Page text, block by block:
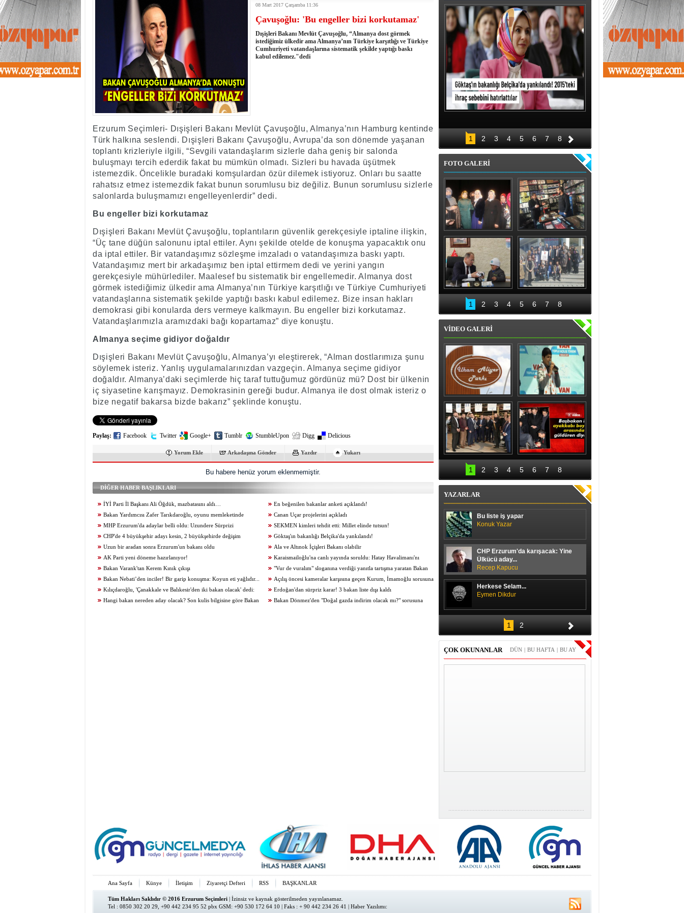
- Sekmen oyunu kullandı
- Erzurum 2019 Yerel Seçim Seçim Sonuçları
11:33 - Canan Uçar projelerini açıkladı
11:27
- Uçar: Çılgın projem şehri Mehmet Sekmen'den kurtarmak!
11:02
- AK Parti'de sıra belediye meclis üyesi adaylarında
10:54- CHP'nin İstanbul'da 11 ilçe adayı daha belli oldu
10:20
- CHP'nin Ümraniye adayı Aykut Erdoğdu oldu
10:13- Gürsel Tekin CHP'den istifa etti
13:42- DEM Parti'de ön seçim tamamlandı: Erzurum'da 4 ilçede sandığa gidildi
08 Mart 2017 Çarşamba 11:36
Çavuşoğlu: 'Bu engeller bizi korkutamaz'
Dışişleri Bakanı Mevlüt Çavuşoğlu, “Almanya dost görmek
istediğimiz ülkedir ama Almanya’nın Türkiye karşıtlığı ve Türkiye
Cumhuriyeti vatandaşlarına sistematik şekilde yaptığı baskı
kabul edilemez."dedi
Erzurum Seçimleri- Dışişleri Bakanı Mevlüt Çavuşoğlu, Almanya’nın Hamburg kentinde
Türk halkına seslendi. Dışişleri Bakanı Çavuşoğlu, Avrupa’da son dönemde yaşanan
toplantı krizleriyle ilgili, “Sevgili vatandaşlarım sizlerle daha geniş bir salonda
buluşmayı tercih ederdik fakat bu mümkün olmadı. Sizleri bu havada üşütmek
istemezdik. Öncelikle buradaki komşulardan özür dilemek istiyoruz. Onları bu saatte
rahatsız etmez istemezdik fakat bunun sorumlusu biz değiliz. Bunun sorumlusu sizlerle
salonlarda buluşmamızı engelleyenlerdir” dedi.
Bu engeller bizi korkutamaz
Dışişleri Bakanı Mevlüt Çavuşoğlu, toplantıların güvenlik gerekçesiyle iptaline ilişkin,
“Üç tane düğün salonunu iptal ettiler. Aynı şekilde otelde de konuşma yapacaktık onu
da iptal ettiler. Bir vatandaşımız sözleşme imzaladı o vatandaşımıza baskı yaptı.
Vatandaşımız mert bir arkadaşımız ben iptal ettirmem dedi ve yerini yangın
gerekçesiyle mühürlediler. Maalesef bu sistematik bir engellemedir. Almanya dost
görmek istediğimiz ülkedir ama Almanya’nın Türkiye karşıtlığı ve Türkiye Cumhuriyeti
vatandaşlarına sistematik şekilde yaptığı baskı kabul edilemez. Bize insan hakları
demokrasi gibi konularda ders vermeye kalkmayın. Bu engeller bizi korkutamaz.
Vatandaşlarımızla aramızdaki bağı kopartamaz” diye konuştu.
Almanya seçime gidiyor doğaldır
Dışişleri Bakanı Mevlüt Çavuşoğlu, Almanya’yı eleştirerek, “Alman dostlarımıza şunu
söylemek isteriz. Yanlış uygulamalarınızdan vazgeçin. Almanya seçime gidiyor
doğaldır. Almanya’daki seçimlerde hiç taraf tuttuğumuz gördünüz mü? Dost bir ülkenin
iç siyasetine karışmayız. Demokrasinin gereği budur. Almanya ile dost olmak isteriz o
bize negatif bakarsa bizde bakarız” şeklinde konuştu.
Paylaş: Facebook Twitter Google+ Tumblr StumbleUpon Digg Delicious
Yorum Ekle Arkadaşına Gönder Yazdır Yukarı
Bu habere henüz yorum eklenmemiştir.
DİĞER HABER BAŞLIKLARI
İYİ Parti İl Başkanı Ali Öğdük, mazbatasını aldı…
En beğenilen bakanlar anketi açıklandı!
Bakan Yardımcısı Zafer Tarıkdaroğlu, oyunu memleketinde
kullandı
Canan Uçar projelerini açıkladı
MHP Erzurum'da adaylar belli oldu: Uzundere Sürprizi
SEKMEN kimleri tehdit etti: Millet elinde tutsun!
CHP'de 4 büyükşehir adayı kesin, 2 büyükşehirde değişim
Göktaş'ın bakanlığı Belçika'da yankılandı!
Uzun bir aradan sonra Erzurum'un bakanı oldu
Ala ve Altınok İçişleri Bakanı olabilir
AK Parti yeni döneme hazırlanıyor!
Karaismailoğlu'na canlı yayında soruldu: Hatay Havalimanı'nı
seçmenleri engellemek için mi kapattınız?
Bakan Varank'tan Kerem Kınık çıkışı
"Vur de vuralım" sloganına verdiği yanıtla tartışma yaratan Bakan
Akar: Bu çarpıtmadır, gaflettir
Bakan Nebati’den inciler! Bir garip konuşma: Koyun eti yağlıdır...
Açılış öncesi kameralar karşısına geçen Kurum, İmamoğlu sorusuna
sinirlendi
Kılıçdaroğlu, 'Çanakkale ve Balıkesir'den iki bakan olacak' dedi:
İşaret ettiği bakanlar kim?
Erdoğan'dan sürpriz karar! 3 bakan liste dışı kaldı
Hangi bakan nereden aday olacak? Son kulis bilgisine göre Bakan
Bakan Dönmez'den "Doğal gazda indirim olacak mı?" sorusuna
1 2 3 4 5 6 7 8
FOTO GALERİ
Hınıslı kadınlardan
'evet' sözü
Recep Aydın ve ekibi
geceli gündüzlü
çalışıyor
Bakan Akdağ
Oltu’da
Palandöken İlçe
Başkanlığından 15
Temmuz kahraman
kadınlar sergisi
1 2 3 4 5 6 7 8
VİDEO GALERİ
İlham Aliyev Parkı
Törenle Açıldı
Vanlı çocuk gülme
krizine soktu
Bilal Erdoğan hedefi
12’den vurdu
Başbakan ile
ayakkabı boyacısı
arasında güldüren
diyalog
1 2 3 4 5 6 7 8
YAZARLAR
Bu liste iş yapar
Konuk Yazar
CHP Erzurum'da karışacak: Yine
Ülkücü aday...
Recep Kapucu
Herkese Selam...
Eymen Dikdur
Durmuş Duran
1 2
ÇOK OKUNANLAR BU AY
|
BU HAFTA
|
DÜN
Ana Sayfa Künye İletişim Ziyaretçi Defteri RSS BAŞKANLAR
Tüm Hakları Saklıdır © 2016 Erzurum Seçimleri | İzinsiz ve kaynak gösterilmeden yayınlanamaz.
Tel : 0850 302 20 29, +90 442 234 95 52 pbx GSM: +90 530 172 64 10 | Faks : + 90 442 234 26 41 | Haber Yazılımı: